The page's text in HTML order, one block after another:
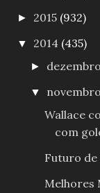
► 2015 (932)
▼ 2014 (435)
► dezembro
▼ novembro
Wallace
com
Futuro
Melhores